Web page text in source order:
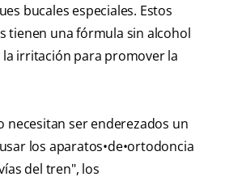
bucales especiales. Estos
tienen una fórmula sin alcohol
la irritación para promover la
necesitan ser enderezados un
los aparatos•de•ortodoncia
del tren", los